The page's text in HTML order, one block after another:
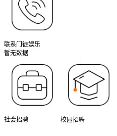
联系门徒娱乐
暂无数据
社会招聘 校园招聘